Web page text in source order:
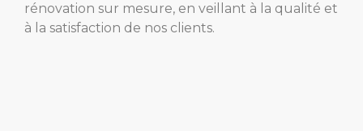
rénovation sur mesure, en veillant à la qualité et
à la satisfaction de nos clients.